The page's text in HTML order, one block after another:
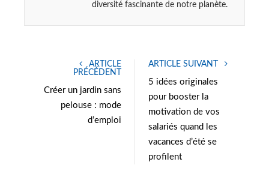
diversité fascinante de notre planète.
ARTICLE
PRÉCÉDENT
Créer un jardin sans
pelouse : mode
d’emploi
ARTICLE SUIVANT
5 idées originales
pour booster la
motivation de vos
salariés quand les
vacances d’été se
profilent